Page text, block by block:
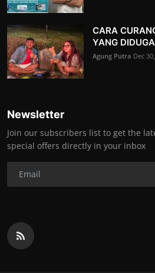
CARA
YANG
Agung Putra Dec
Newsletter
Join our subscribers list to get the
special offers directly in your inbox